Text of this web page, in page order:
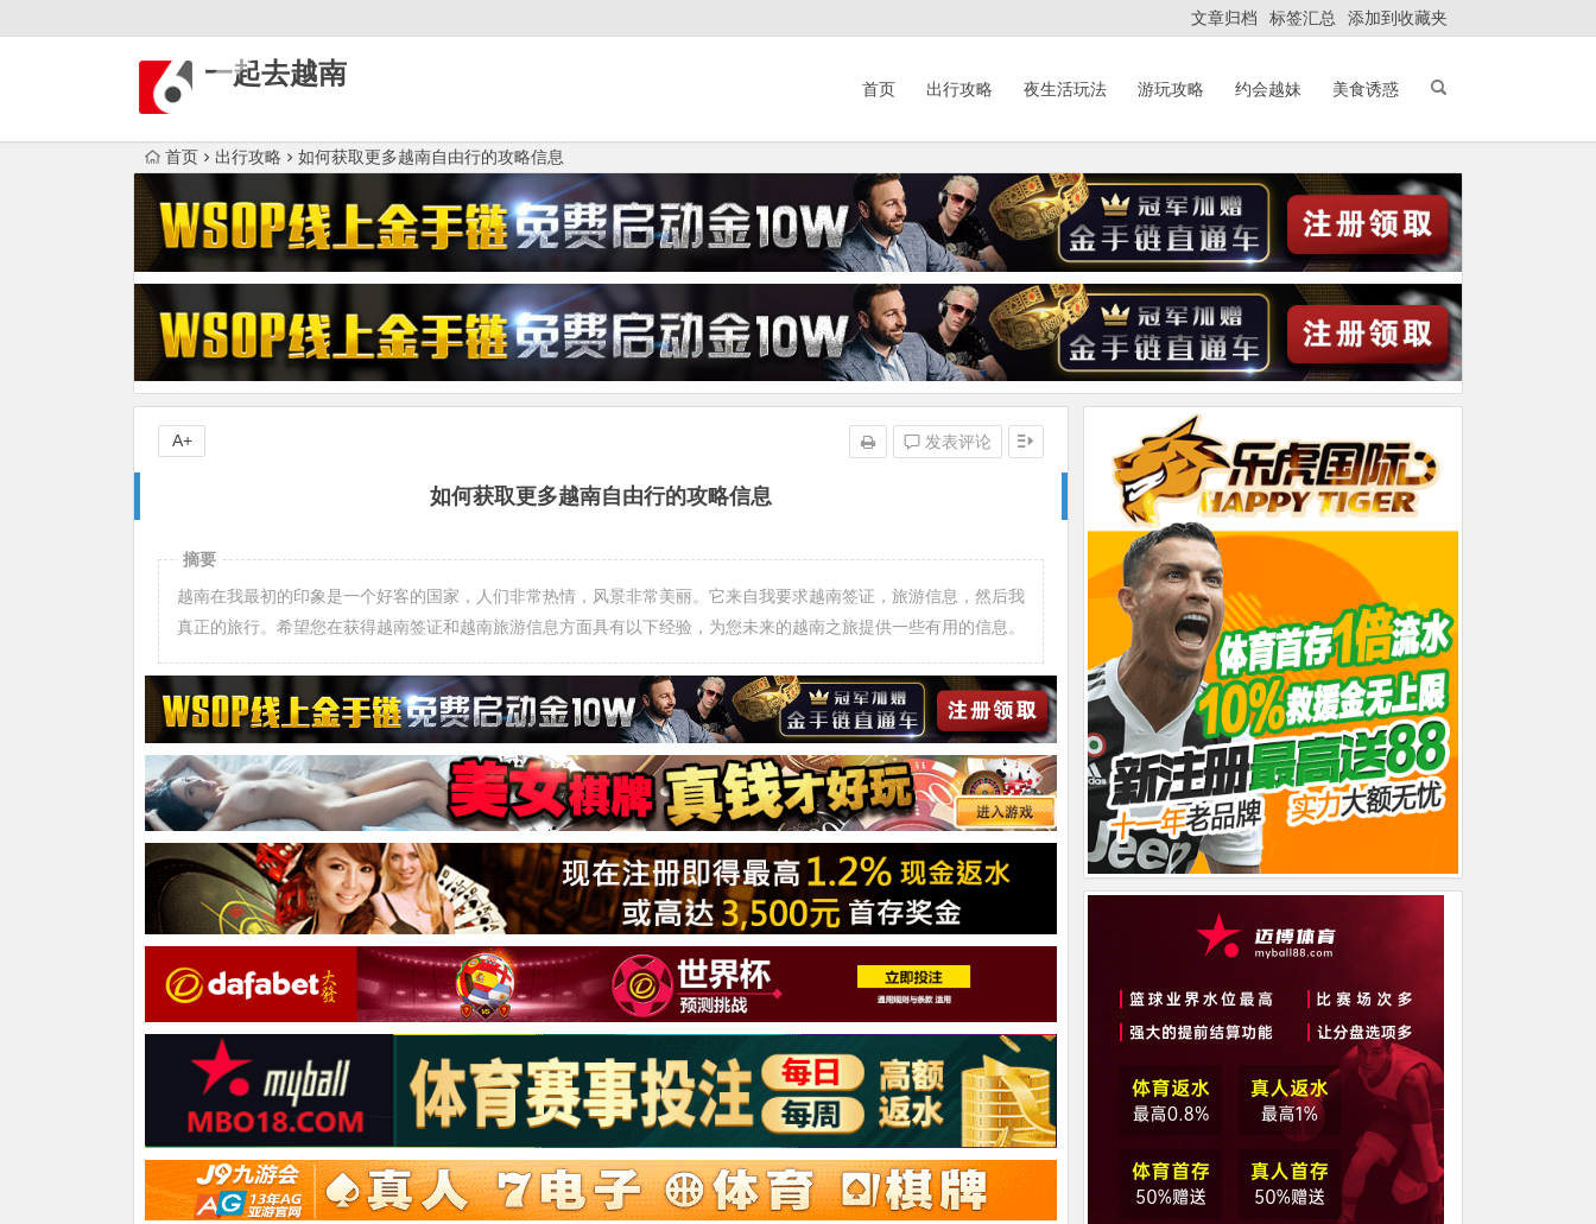
文章归档 标签汇总 添加到收藏夹
一起去越南 首页 出行攻略 夜生活玩法 游玩攻略 约会越妹 美食诱惑
首页 出行攻略 如何获取更多越南自由行的攻略信息
如何获取更多越南自由行的攻略信息
发表评论
A+
摘要
越南在我最初的印象是一个好客的国家，人们非常热情，风景非常美丽。它来自我要求越南签证，旅游信息，然后我
真正的旅行。希望您在获得越南签证和越南旅游信息方面具有以下经验，为您未来的越南之旅提供一些有用的信息。